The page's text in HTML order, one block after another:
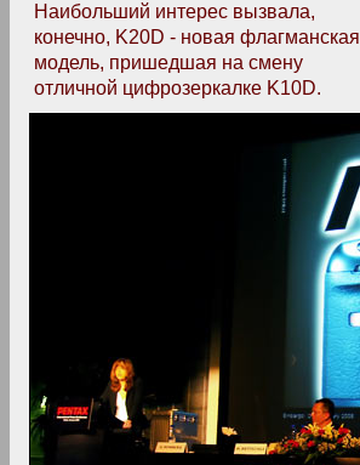
Наибольший интерес вызвала,
конечно, K20D - новая флагманская
модель, пришедшая на смену
отличной цифрозеркалке K10D.